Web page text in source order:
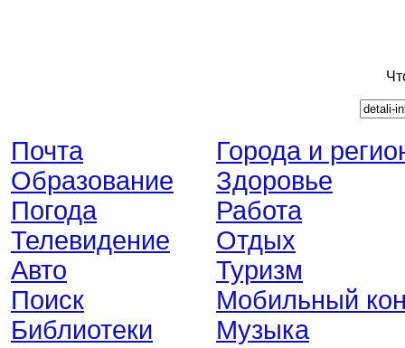
Почта
Образование
Погода
Телевидение
Авто
Поиск
Библиотеки
Города и
Здоровье
Работа
Отдых
Туризм
Мобильный
Музыка